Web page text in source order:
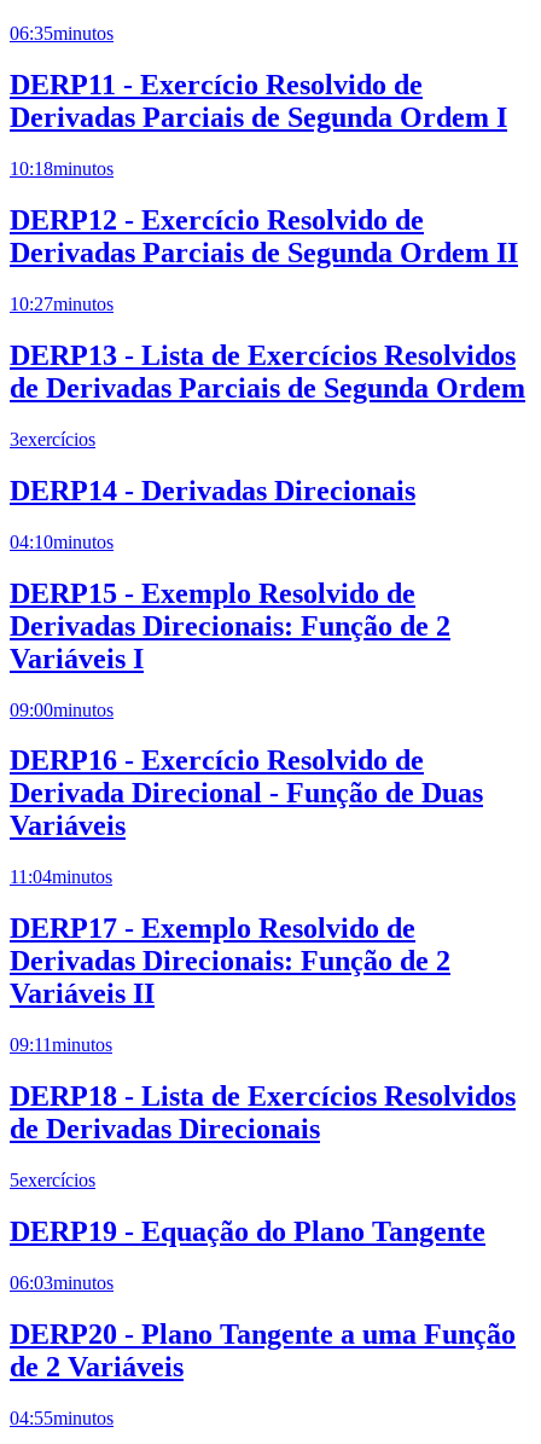
06:35minutos
DERP11 - Exercício Resolvido de
Derivadas Parciais de Segunda Ordem I
10:18minutos
DERP12 - Exercício Resolvido de
Derivadas Parciais de Segunda Ordem II
10:27minutos
DERP13 - Lista de Exercícios Resolvidos
de Derivadas Parciais de Segunda Ordem
3exercícios
DERP14 - Derivadas Direcionais
04:10minutos
DERP15 - Exemplo Resolvido de
Derivadas Direcionais: Função de 2
Variáveis I
09:00minutos
DERP16 - Exercício Resolvido de
Derivada Direcional - Função de Duas
Variáveis
11:04minutos
DERP17 - Exemplo Resolvido de
Derivadas Direcionais: Função de 2
Variáveis II
09:11minutos
DERP18 - Lista de Exercícios Resolvidos
de Derivadas Direcionais
5exercícios
DERP19 - Equação do Plano Tangente
06:03minutos
DERP20 - Plano Tangente a uma Função
de 2 Variáveis
04:55minutos